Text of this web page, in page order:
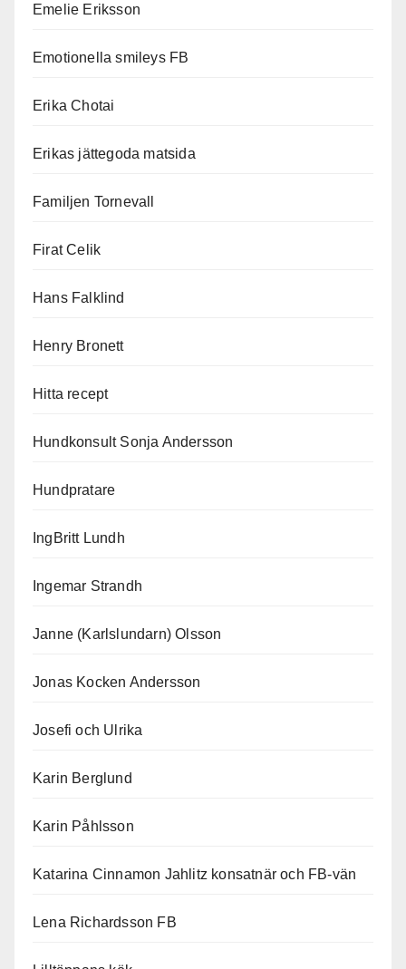
Emelie Eriksson
Emotionella smileys FB
Erika Chotai
Erikas jättegoda matsida
Familjen Tornevall
Firat Celik
Hans Falklind
Henry Bronett
Hitta recept
Hundkonsult Sonja Andersson
Hundpratare
IngBritt Lundh
Ingemar Strandh
Janne (Karlslundarn) Olsson
Jonas Kocken Andersson
Josefi och Ulrika
Karin Berglund
Karin Påhlsson
Katarina Cinnamon Jahlitz konsatnär och FB-vän
Lena Richardsson FB